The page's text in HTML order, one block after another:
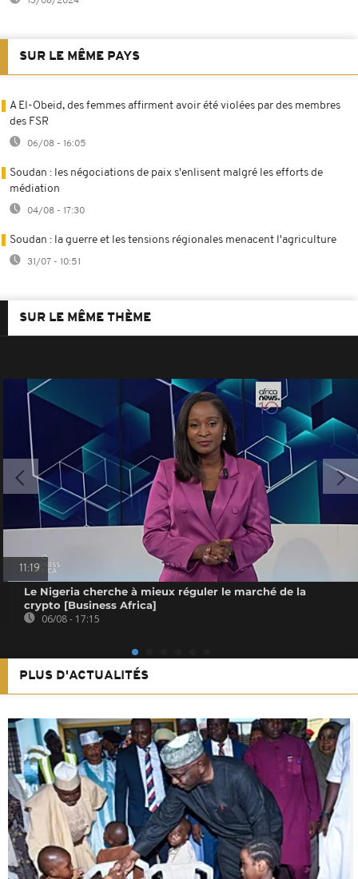
SUR LE MÊME PAYS
A El-Obeid, des femmes affirment avoir été violées par des membres
des FSR
06/08 - 16:05
Soudan : les négociations de paix s'enlisent malgré les efforts de
médiation
04/08 - 17:30
Soudan : la guerre et les tensions régionales menacent l'agriculture
31/07 - 10:51
SUR LE MÊME THÈME
11:19
Le Nigeria cherche à mieux réguler le marché de la
crypto [Business Africa]
06/08 - 17:15
PLUS D'ACTUALITÉS